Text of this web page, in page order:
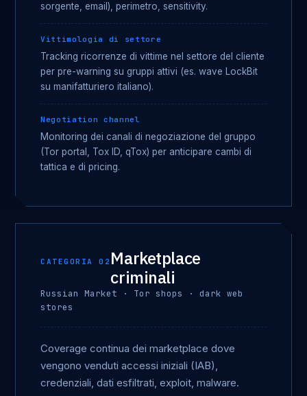
sorgente, email), perimetro, sensitivity.
Vittimologia di settore
Tracking ricorrenze di vittime nel settore del cliente
per pre-warning su gruppi attivi (es. wave LockBit
su manifatturiero italiano).
Negotiation channel
Monitoring dei canali di negoziazione del gruppo
(Tor portal, Tox ID, qTox) per anticipare cambi di
tattica e di pricing.
CATEGORIA 02 Marketplace
criminali
Russian Market · Tor shops · dark web
stores
Coverage continua dei marketplace dove
vengono venduti accessi iniziali (IAB),
credenziali, dati esfiltrati, exploit, malware.